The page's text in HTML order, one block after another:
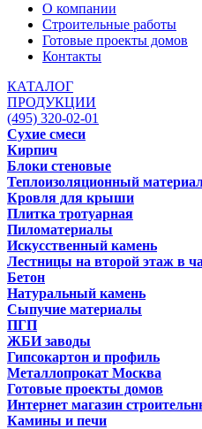
О компании
Строительные работы
Готовые проекты домов
Контакты
КАТАЛОГ
ПРОДУКЦИИ
(495) 320-02-01
Сухие смеси
Кирпич
Блоки стеновые
Теплоизоляционный
Кровля для крыши
Плитка тротуарная
Пиломатериалы
Искусственный камень
Лестницы на второй этаж в
Бетон
Натуральный камень
Сыпучие материалы
ПГП
ЖБИ заводы
Гипсокартон и профиль
Металлопрокат Москва
Готовые проекты домов
Интернет магазин
Камины и печи